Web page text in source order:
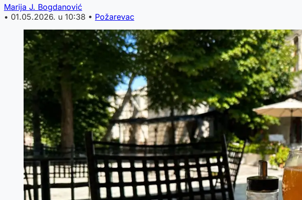
Marija J. Bogdanović
• 01.05.2026. u 10:38 • Požarevac